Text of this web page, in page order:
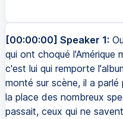
[00:00:00] Speaker 1:
qui ont choqué l'Amérique
c'est lui qui remporte
monté sur scène, il a
la place des nombreux
passait, ceux qui ne